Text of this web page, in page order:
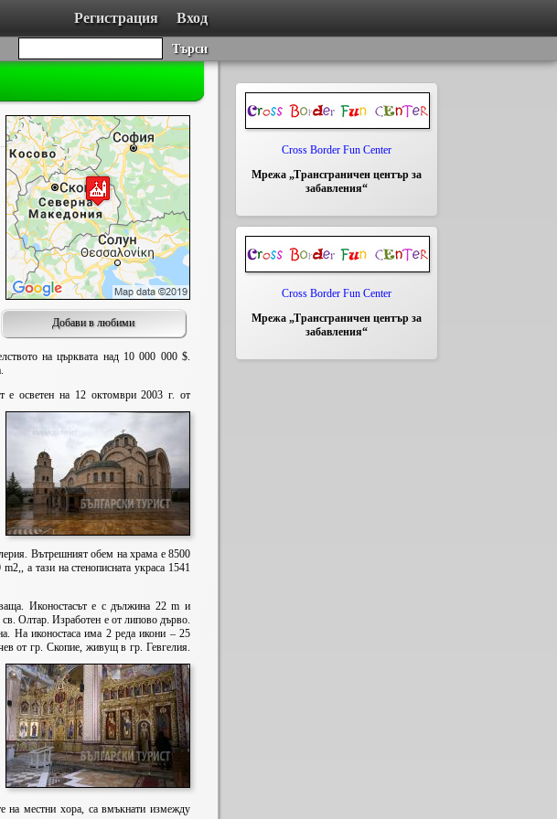
Вход
Регистрация
Търси
Добави в любими
на църквата над 10 000 000 $.
осветен на 12 октомври 2003 г. от
Вътрешният обем на храма е 8500
а тази на стенописната украса 1541
Иконостасът е с дължина 22 m и
Олтар. Изработен е от липово дърво.
На иконостаса има 2 реда икони – 25
от гр. Скопие, живущ в гр. Гевгелия.
на местни хора, са вмъкнати измежду
Cross Border Fun Center
Мрежа „Трансграничен център за
забавления“
Cross Border Fun Center
Мрежа „Трансграничен център за
забавления“